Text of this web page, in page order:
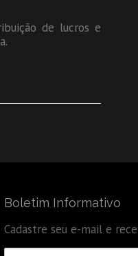
de lucros e
Boletim Informativo
Cadastre seu e-mail e